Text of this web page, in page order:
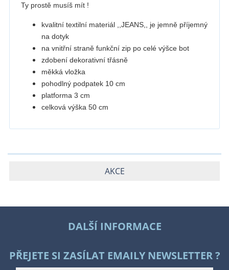
Ty prostě musíš mít !
kvalitní textilní materiál ,,JEANS,, je jemně příjemný
na dotyk
na vnitřní straně funkční zip po celé výšce bot
zdobení dekorativní třásně
měkká vložka
pohodlný podpatek 10 cm
platforma 3 cm
celková výška 50 cm
AKCE
DALŠÍ INFORMACE
PŘEJETE SI ZASÍLAT EMAILY NEWSLETTER ?